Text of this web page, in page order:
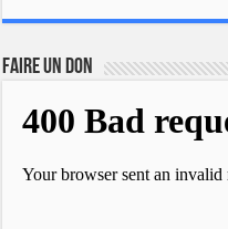
FAIRE UN DON